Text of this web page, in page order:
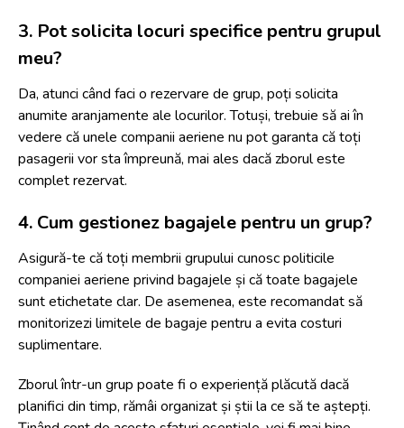
3. Pot solicita locuri specifice pentru grupul
meu?
Da, atunci când faci o rezervare de grup, poți solicita
anumite aranjamente ale locurilor. Totuși, trebuie să ai în
vedere că unele companii aeriene nu pot garanta că toți
pasagerii vor sta împreună, mai ales dacă zborul este
complet rezervat.
4. Cum gestionez bagajele pentru un grup?
Asigură-te că toți membrii grupului cunosc politicile
companiei aeriene privind bagajele și că toate bagajele
sunt etichetate clar. De asemenea, este recomandat să
monitorizezi limitele de bagaje pentru a evita costuri
suplimentare.
Zborul într-un grup poate fi o experiență plăcută dacă
planifici din timp, rămâi organizat și știi la ce să te aștepți.